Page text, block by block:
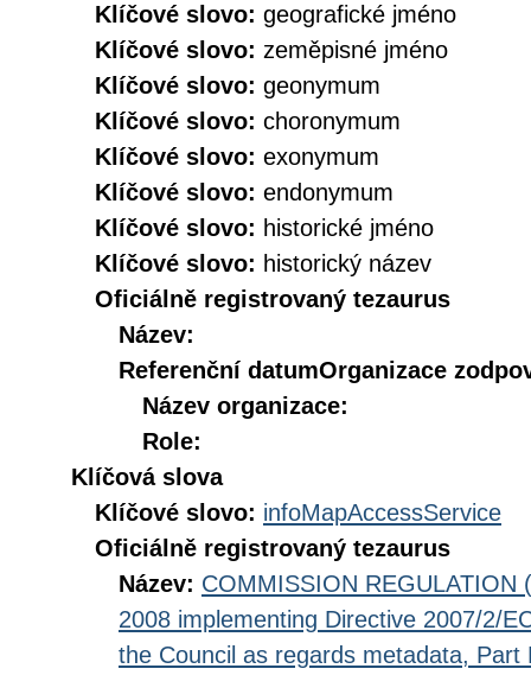
Klíčové slovo: geografické jméno
Klíčové slovo: zeměpisné jméno
Klíčové slovo: geonymum
Klíčové slovo: choronymum
Klíčové slovo: exonymum
Klíčové slovo: endonymum
Klíčové slovo: historické jméno
Klíčové slovo: historický název
Oficiálně registrovaný tezaurus
Název:
Referenční datumOrganizace
Název organizace:
Role:
Klíčová slova
Klíčové slovo: infoMapAccessService
Oficiálně registrovaný tezaurus
Název: COMMISSION REGULATION
2008 implementing Directive 2007/2/
the Council as regards metadata,